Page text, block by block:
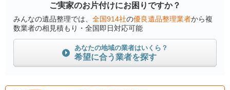
ご実家のお片付けにお困りですか？
みんなの遺品整理では、 全国914社の優良遺品整理業者から複
数業者の相見積もり・全国即日対応可能
あなたの地域の業者はいくら？
希望に合う業者を探す